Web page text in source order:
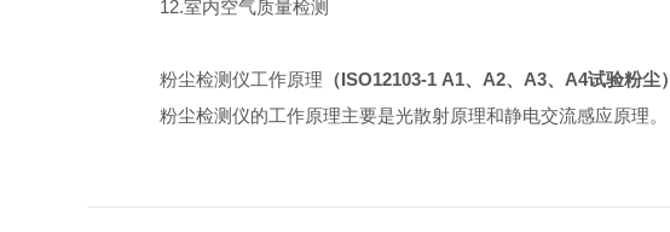
12.室内空气质量检测
粉尘检测仪工作原理 （ISO12103-1 A1、A2、A3、A4试验粉尘）
粉尘检测仪的工作原理主要是光散射原理和静电交流感应原理。